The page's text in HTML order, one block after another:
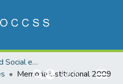
Log In(current)
Salud y Seguridad Social en Costa Rica
Memoria institucional 2009